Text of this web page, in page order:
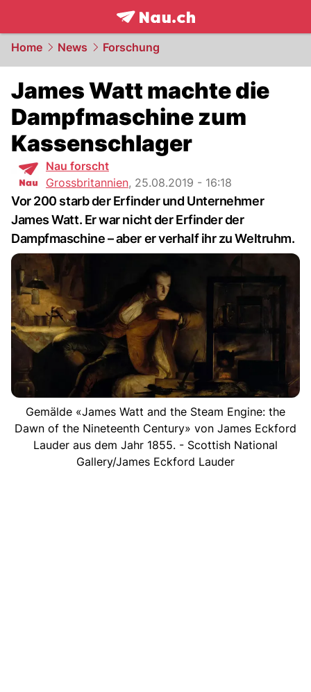
frontpage.NAU.ch
Home News Forschung
James Watt machte die
Dampfmaschine zum
Kassenschlager
Nau forscht
Grossbritannien, 25.08.2019 - 16:18
Vor 200 starb der Erfinder und Unternehmer
James Watt. Er war nicht der Erfinder der
Dampfmaschine – aber er verhalf ihr zu Weltruhm.
Gemälde «James Watt and the Steam Engine: the
Dawn of the Nineteenth Century» von James Eckford
Lauder aus dem Jahr 1855. - Scottish National
Gallery/James Eckford Lauder